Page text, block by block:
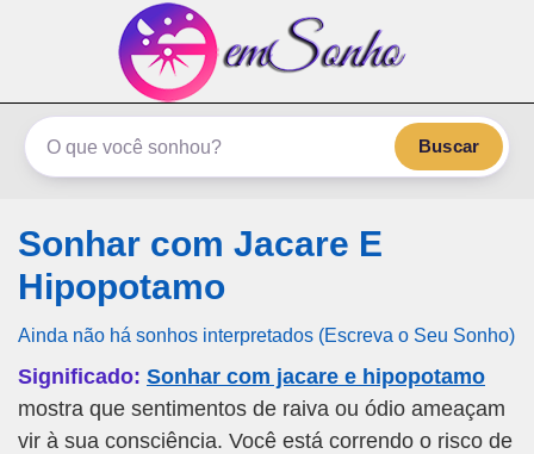
emSonho.com
Os sonhos significam mais
Buscar
Sonhar com Jacare E
Hipopotamo
Ainda não há sonhos interpretados (Escreva o Seu Sonho)
Significado: Sonhar com jacare e hipopotamo
mostra que sentimentos de raiva ou ódio ameaçam
vir à sua consciência. Você está correndo o risco de